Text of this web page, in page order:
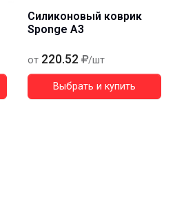
Силиконовый коврик
Sponge A3
от 220.52 /шт
Выбрать и купить